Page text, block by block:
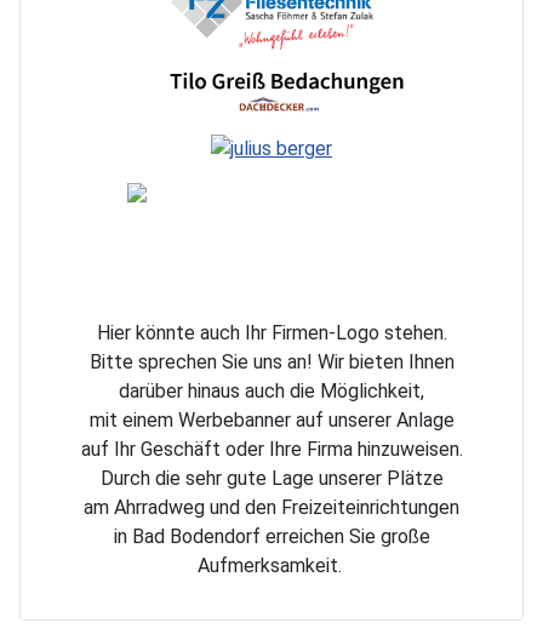
Hier könnte auch Ihr Firmen-Logo stehen.
Bitte sprechen Sie uns an! Wir bieten Ihnen
darüber hinaus auch die Möglichkeit,
mit einem Werbebanner auf unserer Anlage
auf Ihr Geschäft oder Ihre Firma hinzuweisen.
Durch die sehr gute Lage unserer Plätze
am Ahrradweg und den Freizeiteinrichtungen
in Bad Bodendorf erreichen Sie große
Aufmerksamkeit.